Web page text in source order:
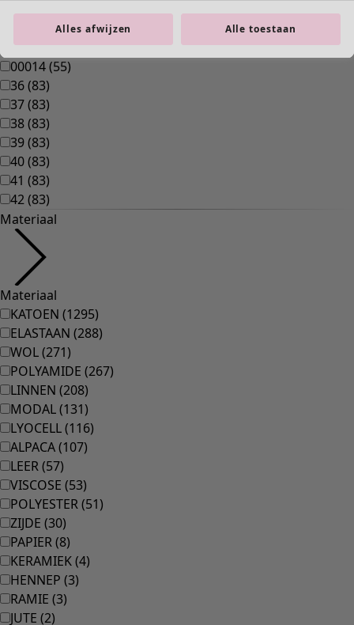
Alle woonartikelen
Gordijnen
Kussens & Kussenhoezen
Vloerkleden
Badstof
Boeken
Eerdere favorieten
Ruimtes
Badkamer
Inrichting
Keuken & eetkamer
Shop de stijl
Klassiek en traditioneel interieur
Traditioneel interieur
Landelijk interieur
Speels interieur
Kleurrijk interieur
Gebloemde woonaccessoires
Natuurlijk
Alles afwijzen Alle toestaan